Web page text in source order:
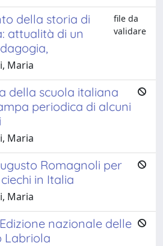
della storia di
attualità di un
file da
validare
Maria
della scuola italiana
periodica di alcuni
Maria
Romagnoli per
in Italia
Maria
nazionale delle
Labriola